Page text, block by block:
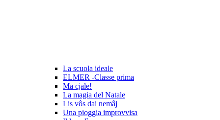
La scuola ideale
ELMER -Classe prima
Ma cjale!
La magia del Natale
Lis vôs dai nemâj
Una pioggia improvvisa